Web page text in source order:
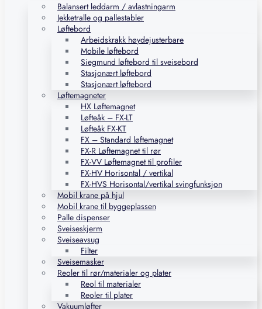
Balansert leddarm / avlastningarm
Jekketralle og pallestabler
Løftebord
Arbeidskrakk høydejusterbare
Mobile løftebord
Siegmund løftebord til sveisebord
Stasjonært løftebord
Stasjonært løftebord
Løftemagneter
HX Løftemagnet
Løfteåk – FX-LT
Løfteåk FX-KT
FX – Standard løftemagnet
FX-R Løftemagnet til rør
FX-VV Løftemagnet til profiler
FX-HV Horisontal / vertikal
FX-HVS Horisontal/vertikal svingfunksjon
Mobil krane på hjul
Mobil krane til byggeplassen
Palle dispenser
Sveiseskjerm
Sveiseavsug
Filter
Sveisemasker
Reoler til rør/materialer og plater
Reol til materialer
Reoler til plater
Vakuumløfter